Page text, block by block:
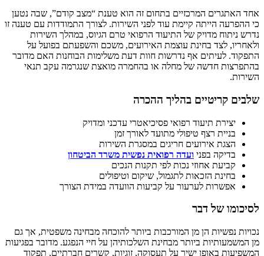
אחד האתגרים המרכזיים בתחום זה הוא טענת “מצב קודם”, שבה נטען
כי ההפרעה הייתה קיימת עוד לפני השירות. לצורך התמודדות עם טענה זו
נדרש ניתוח מדויק של התיעוד הרפואי טרם הגיוס, במהלך השירות
ולאחריו, לצד בחינת עוצמת האירועים, משכם והשפעתם בפועל על
התפקוד. לעיתים אף נדרשות חוות דעת משלימות הבוחנות האם מדובר
בהתפרצות חדשה של מחלה או בהחמרה מואצת שנגרמה עקב תנאי
השירות.
שלבים קריטיים בהליך ההכרה
יצירת תיעוד רפואי פסיכיאטרי עדכני ומדויק
בניית רצף טיפולי מתועד לאורך זמן
הצגת אירועים חריגים במסגרת השירות
בדיקה בפני ועדה רפואית נפשית משרד הביטחון
קביעת אחוזי נכות לפי תקנות הנכים
בחינת הזכאות לתגמול, שיקום וטיפולים
אפשרות לערעור על קביעות הוועדה במידת הצורך
לסיכומו של דבר
נכויות נפשיות הן מן המורכבות ביותר להוכחה מבחינה משפטית, אך גם
מן המשמעותיות ביותר מבחינת השלכותיהן על חיי הנפגע. מדובר בפגיעות
המשפיעות באופן ישיר על תעסוקה, זוגיות, קשרים חברתיים, תפקוד